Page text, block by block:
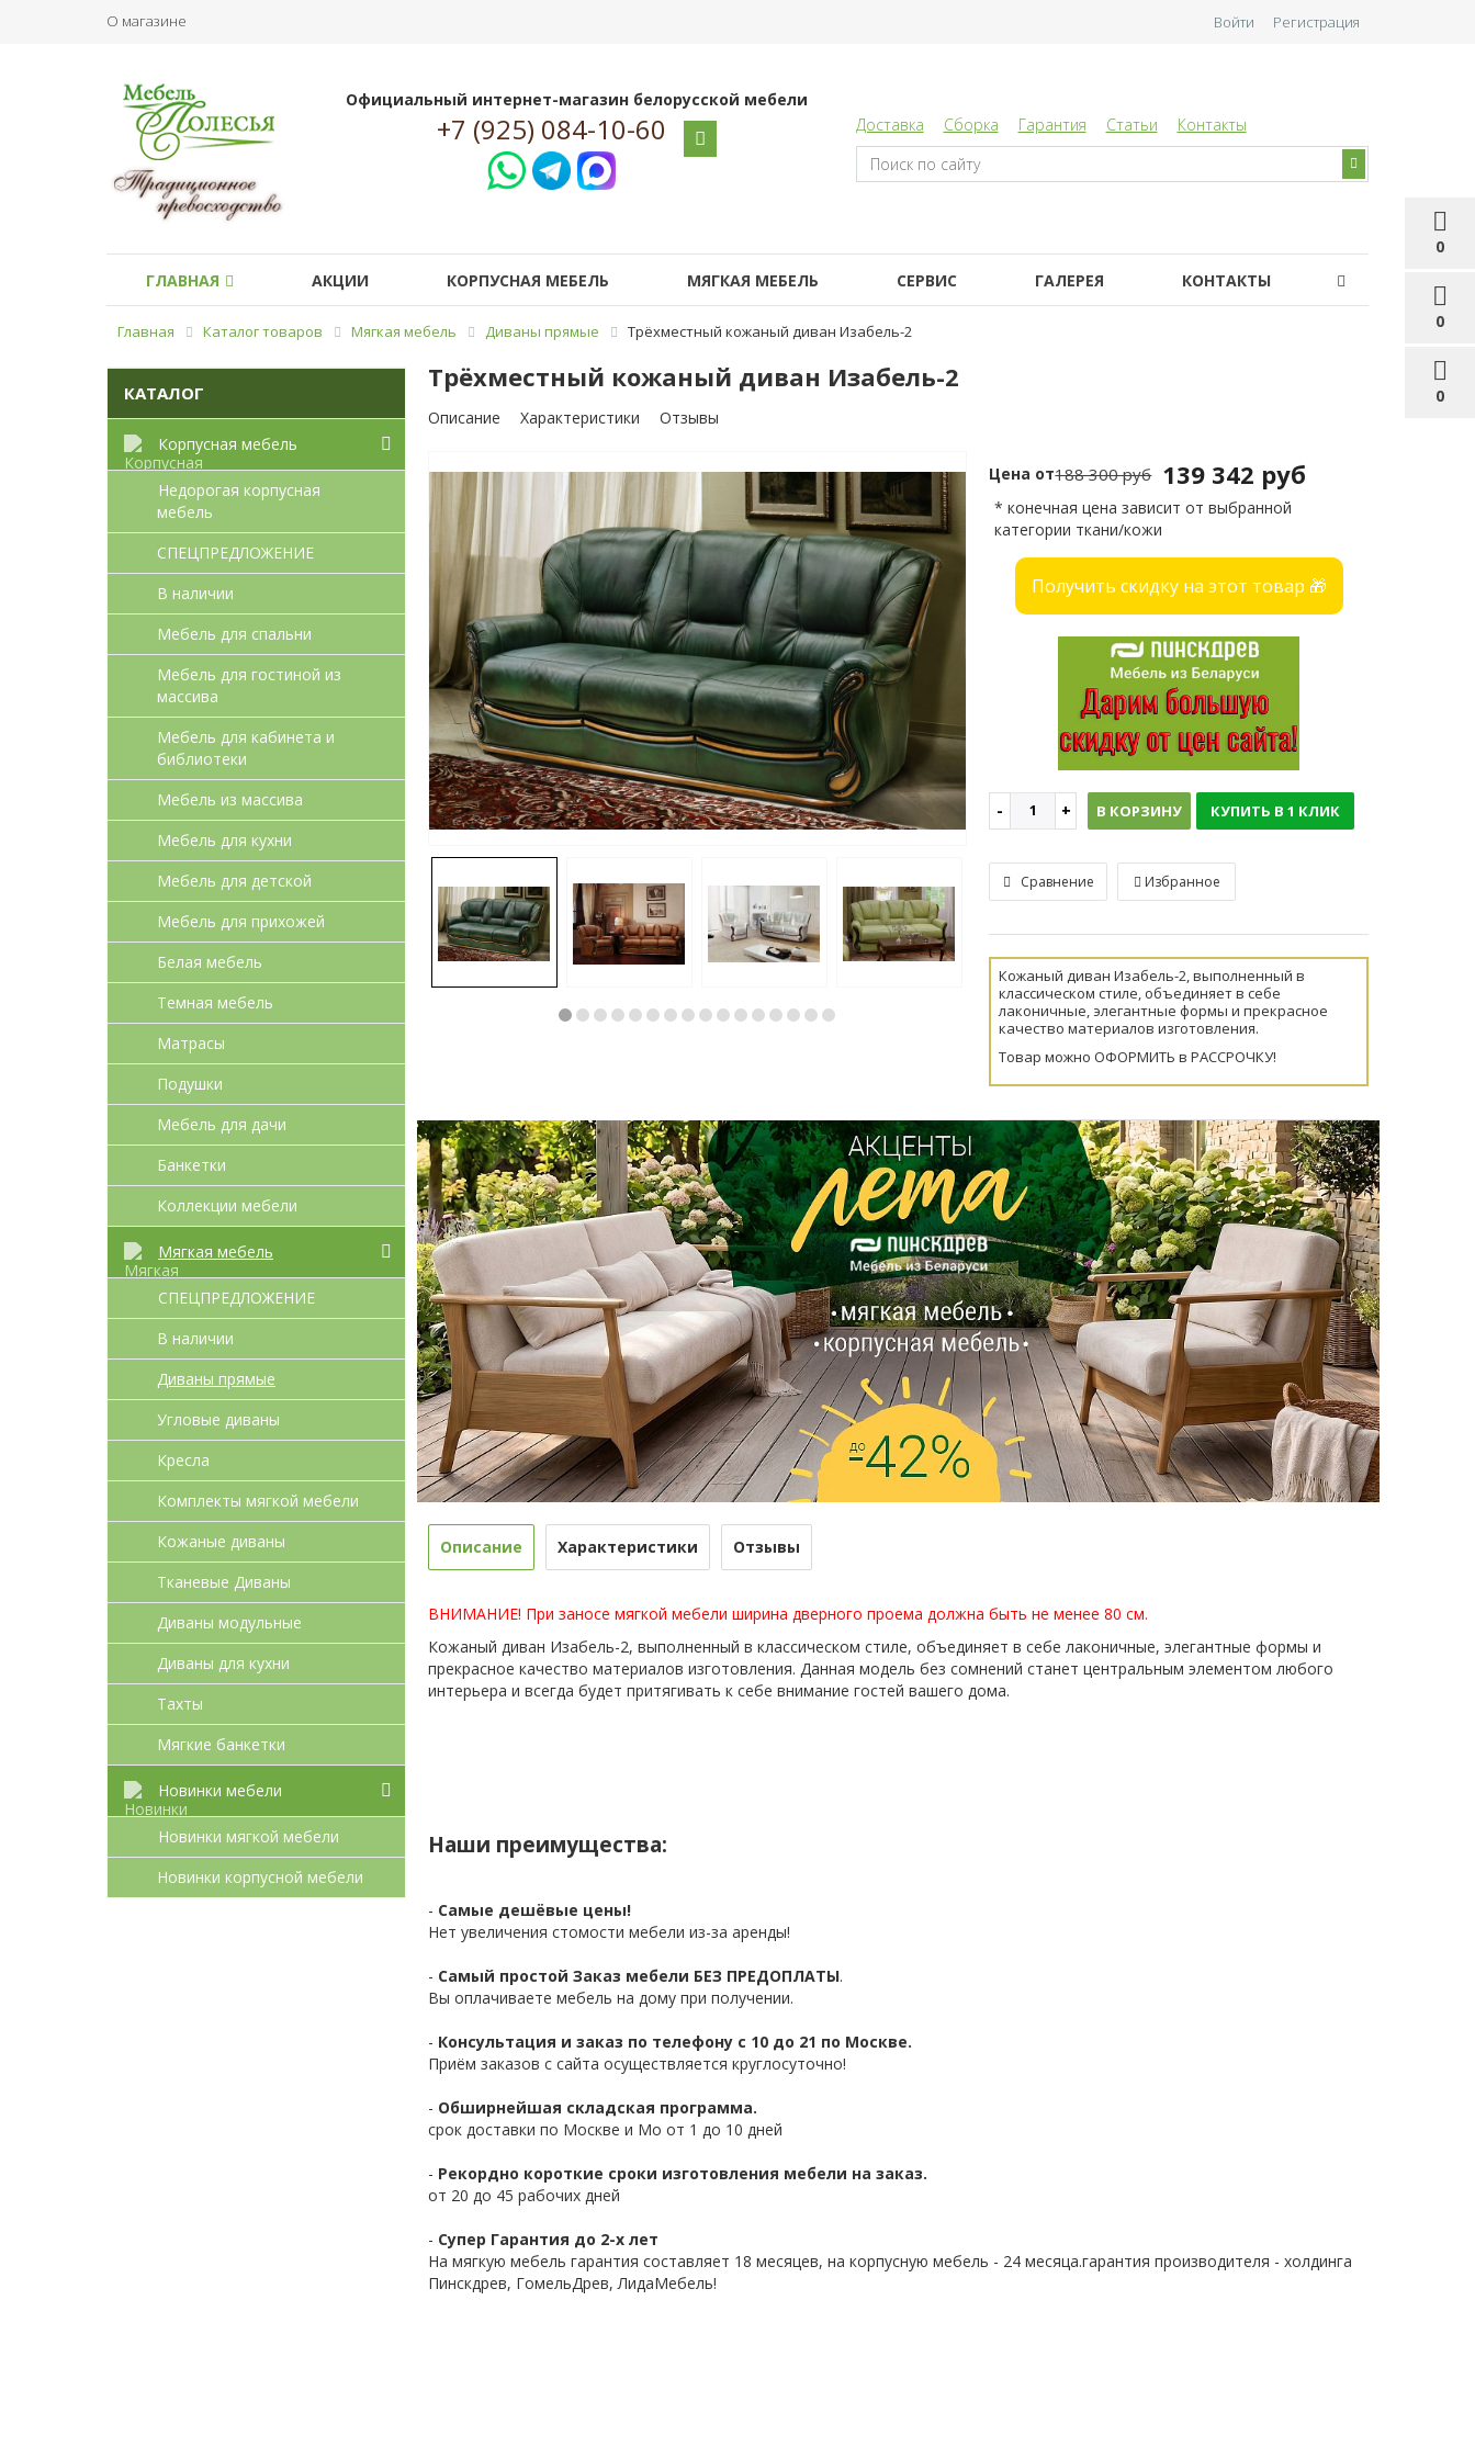
О магазине
0
0
0
Войти Регистрация
Официальный интернет-магазин белорусской мебели
+7 (925) 084-10-60 Доставка Сборка Гарантия Статьи Контакты
ГЛАВНАЯ АКЦИИ КОРПУСНАЯ МЕБЕЛЬ МЯГКАЯ МЕБЕЛЬ СЕРВИС ГАЛЕРЕЯ КОНТАКТЫ
Главная Каталог товаров Мягкая мебель Диваны прямые Трёхместный кожаный диван Изабель-2
КАТАЛОГ
Корпусная мебель
Недорогая корпусная
мебель
СПЕЦПРЕДЛОЖЕНИЕ
В наличии
Мебель для спальни
Мебель для гостиной из
массива
Мебель для кабинета и
библиотеки
Мебель из массива
Мебель для кухни
Мебель для детcкой
Мебель для прихожей
Белая мебель
Темная мебель
Матрасы
Подушки
Мебель для дачи
Банкетки
Коллекции мебели
Мягкая мебель
СПЕЦПРЕДЛОЖЕНИЕ
В наличии
Диваны прямые
Угловые диваны
Кресла
Комплекты мягкой мебели
Кожаные диваны
Тканевые Диваны
Диваны модульные
Диваны для кухни
Тахты
Мягкие банкетки
Новинки мебели
Новинки мягкой мебели
Новинки корпусной мебели
Трёхместный кожаный диван Изабель-2
Описание Характеристики Отзывы
Цена от 139 342 руб
188 300 руб
* конечная цена зависит от выбранной
категории ткани/кожи
Получить скидку на этот товар 🎁
В КОРЗИНУ КУПИТЬ В 1 КЛИК
Сравнение Избранное
Кожаный диван Изабель-2, выполненный в
классическом стиле, объединяет в себе
лаконичные, элегантные формы и прекрасное
качество материалов изготовления.
Товар можно ОФОРМИТЬ в РАССРОЧКУ!
Описание Характеристики Отзывы
ВНИМАНИЕ! При заносе мягкой мебели ширина дверного проема должна быть не менее 80 см.
Кожаный диван Изабель-2, выполненный в классическом стиле, объединяет в себе лаконичные, элегантные формы и
прекрасное качество материалов изготовления. Данная модель без сомнений станет центральным элементом любого
интерьера и всегда будет притягивать к себе внимание гостей вашего дома.
Наши преимущества:
- Самые дешёвые цены!
Нет увеличения стомости мебели из-за аренды!
- Самый простой Заказ мебели БЕЗ ПРЕДОПЛАТЫ.
Вы оплачиваете мебель на дому при получении.
- Консультация и заказ по телефону с 10 до 21 по Москве.
Приём заказов с сайта осуществляется круглосуточно!
- Обширнейшая складская программа.
срок доставки по Москве и Мо от 1 до 10 дней
- Рекордно короткие сроки изготовления мебели на заказ.
от 20 до 45 рабочих дней
- Супер Гарантия до 2-х лет
На мягкую мебель гарантия составляет 18 месяцев, на корпусную мебель - 24 месяца.гарантия производителя - холдинга
Пинскдрев, ГомельДрев, ЛидаМебель!